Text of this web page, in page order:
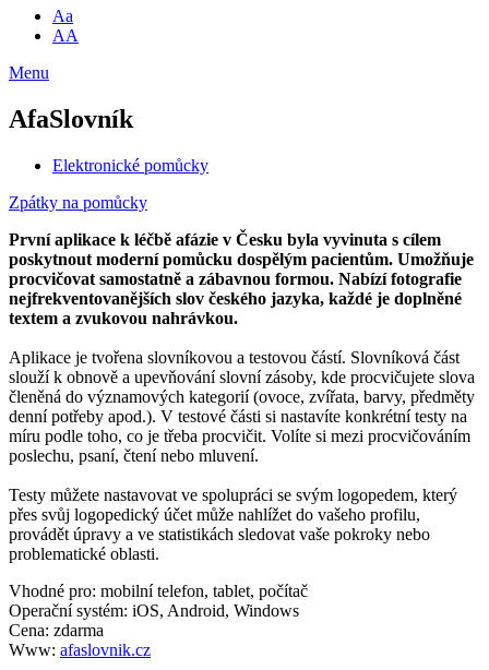
Aa
AA
Menu
AfaSlovník
Elektronické pomůcky
Zpátky na pomůcky
První aplikace k léčbě afázie v Česku byla vyvinuta s cílem
poskytnout moderní pomůcku dospělým pacientům. Umožňuje
procvičovat samostatně a zábavnou formou. Nabízí fotografie
nejfrekventovanějších slov českého jazyka, každé je doplněné
textem a zvukovou nahrávkou.
Aplikace je tvořena slovníkovou a testovou částí. Slovníková část
slouží k obnově a upevňování slovní zásoby, kde procvičujete slova
členěná do významových kategorií (ovoce, zvířata, barvy, předměty
denní potřeby apod.). V testové části si nastavíte konkrétní testy na
míru podle toho, co je třeba procvičit. Volíte si mezi procvičováním
poslechu, psaní, čtení nebo mluvení.
Testy můžete nastavovat ve spolupráci se svým logopedem, který
přes svůj logopedický účet může nahlížet do vašeho profilu,
provádět úpravy a ve statistikách sledovat vaše pokroky nebo
problematické oblasti.
Vhodné pro: mobilní telefon, tablet, počítač
Operační systém: iOS, Android, Windows
Cena: zdarma
Www: afaslovnik.cz